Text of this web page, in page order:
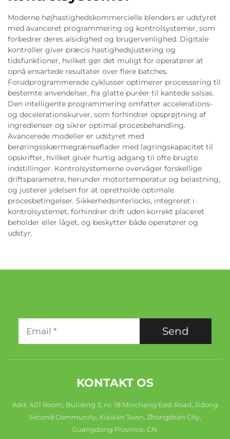
Moderne højhastighedskommercielle blenders er udstyret
med avanceret programmering og kontrolsystemer, som
forbedrer deres alsidighed og brugervenlighed. Digitale
kontroller giver præcis hastighedsjustering og
tidsfunktioner, hvilket gør det muligt for operatører at
opnå ensartede resultater over flere batches.
Forudprogrammerede cyklusser optimerer processering til
bestemte anvendelser, fra glatte puréer til kantede salsas.
Den intelligente programmering omfatter accelerations-
og decelerationskurver, som forhindrer opsprøjtning af
ingredienser og sikrer optimal procesbehandling.
Avancerede modeller er udstyret med
berøringsskærmegrænseflader med lagringskapacitet til
opskrifter, hvilket giver hurtig adgang til ofte brugte
indstillinger. Kontrolsystemerne overvåger forskellige
driftsparametre, herunder motortemperatur og belastning,
og justerer ydelsen for at opretholde optimale
procesbetingelser. Sikkerhedsinterlocks, integreret i
kontrolsystemet, forhindrer drift uden korrekt placeret
beholder eller låget, og beskytter både operatører og
udstyr.
Send
KONTAKT OS
Add: 401 Room, Building 3, nr. 18 Mincheng East Road, Jidong
Second Community, Xiaolan Town, Zhongshan City,
Guangdong Province, CN.